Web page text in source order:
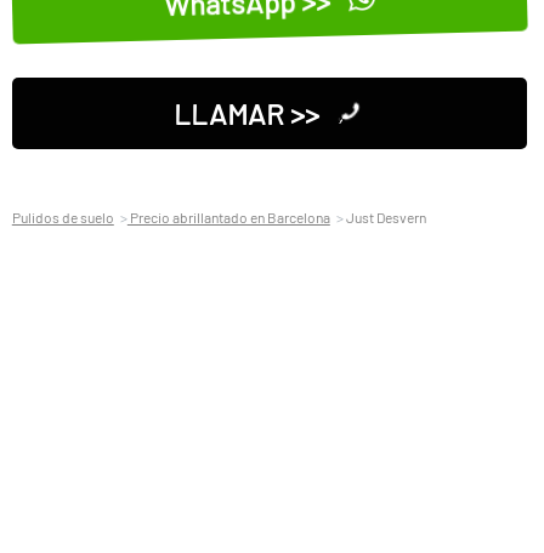
LLAMAR >>
Pulidos de suelo Precio abrillantado en Barcelona Just Desvern